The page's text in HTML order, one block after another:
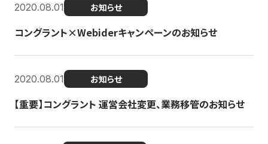
2020.08.01 お知らせ
コングラント×Webiderキャンペーンのお知らせ
2020.08.01 お知らせ
【重要】コングラント 運営会社変更、業務移管のお知らせ